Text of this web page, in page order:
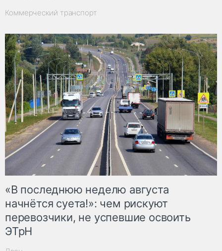
Коммерческий транспорт
«В последнюю неделю августа
начнётся суета!»: чем рискуют
перевозчики, не успевшие освоить
ЭТрН